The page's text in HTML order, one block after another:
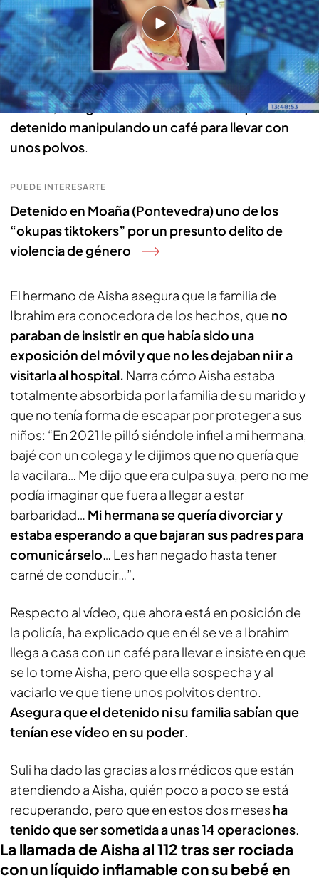
Suli, uno de los hermanos de Aisha, es un testigo
clave en la investigación porquela joven le contó
que Ibrahim le había sido infiel en Marruecosy
que, al descubrirlo, había intentado envenenarla.
Incluso,le llegó a enviar un vídeo en el que se ve al
detenido manipulando un café para llevar con
unos polvos.
PUEDE INTERESARTE
Detenido en Moaña (Pontevedra) uno de los
“okupas tiktokers” por un presunto delito de
violencia de género
El hermano de Aisha asegura que la familia de
Ibrahim era conocedora de los hechos, que no
paraban de insistir en que había sido una
exposición del móvil y que no les dejaban ni ir a
visitarla al hospital. Narra cómo Aisha estaba
totalmente absorbida por la familia de su marido y
que no tenía forma de escapar por proteger a sus
niños: “En 2021 le pilló siéndole infiel a mi hermana,
bajé con un colega y le dijimos que no quería que
la vacilara… Me dijo que era culpa suya, pero no me
podía imaginar que fuera a llegar a estar
barbaridad… Mi hermana se quería divorciar y
estaba esperando a que bajaran sus padres para
comunicárselo… Les han negado hasta tener
carné de conducir…”.
Respecto al vídeo, que ahora está en posición de
la policía, ha explicado que en él se ve a Ibrahim
llega a casa con un café para llevar e insiste en que
se lo tome Aisha, pero que ella sospecha y al
vaciarlo ve que tiene unos polvitos dentro.
Asegura que el detenido ni su familia sabían que
tenían ese vídeo en su poder.
Suli ha dado las gracias a los médicos que están
atendiendo a Aisha, quién poco a poco se está
recuperando, pero que en estos dos meses ha
tenido que ser sometida a unas 14 operaciones.
La llamada de Aisha al 112 tras ser rociada
con un líquido inflamable con su bebé en